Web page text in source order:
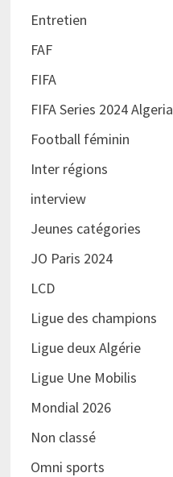
Entretien
FAF
FIFA
FIFA Series 2024 Algeria
Football féminin
Inter régions
interview
Jeunes catégories
JO Paris 2024
LCD
Ligue des champions
Ligue deux Algérie
Ligue Une Mobilis
Mondial 2026
Non classé
Omni sports